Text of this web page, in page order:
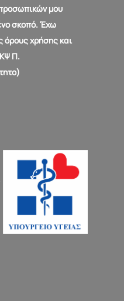
μου
σκοπό. Έχω
όρους χρήσης και
Π.